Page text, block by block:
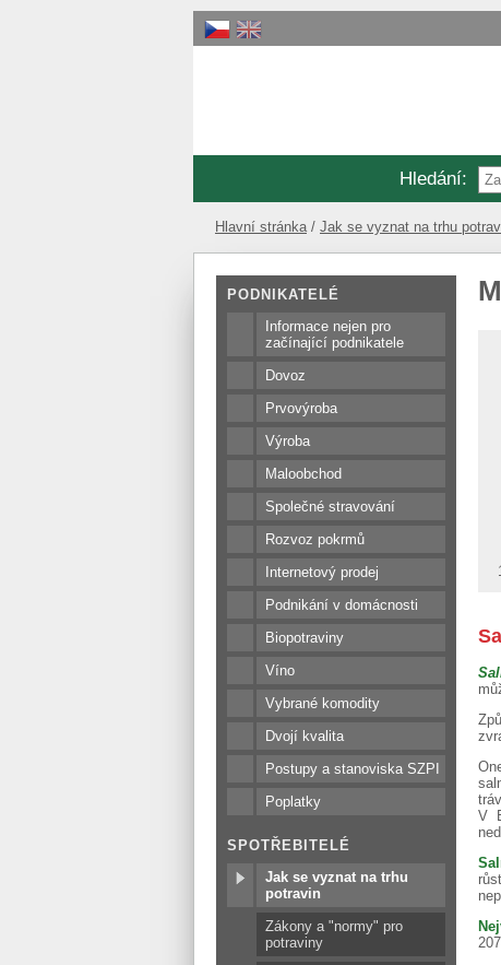
Hledání:
Hlavní stránka Jak se vyznat na trhu
PODNIKATELÉ
Informace nejen pro
začínající podnikatele
Dovoz
Prvovýroba
Výroba
Maloobchod
Společné stravování
Rozvoz pokrmů
Internetový prodej
Podnikání v domácnosti
Biopotraviny
Víno
Vybrané komodity
Dvojí kvalita
Postupy a stanoviska SZPI
Poplatky
SPOTŘEBITELÉ
Jak se vyznat na trhu
potravin
Zákony a "normy" pro
potraviny
V